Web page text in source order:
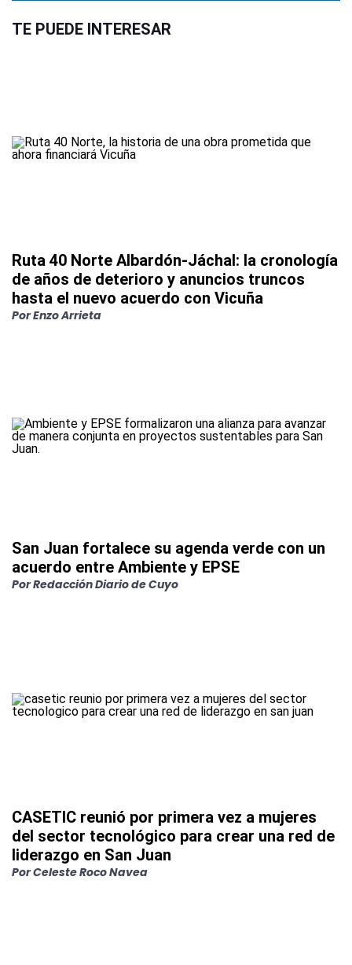
TE PUEDE INTERESAR
Ruta 40 Norte Albardón-Jáchal: la cronología
de años de deterioro y anuncios truncos
hasta el nuevo acuerdo con Vicuña
PorEnzo Arrieta
San Juan fortalece su agenda verde con un
acuerdo entre Ambiente y EPSE
PorRedacción Diario de Cuyo
CASETIC reunió por primera vez a mujeres
del sector tecnológico para crear una red de
liderazgo en San Juan
PorCeleste Roco Navea